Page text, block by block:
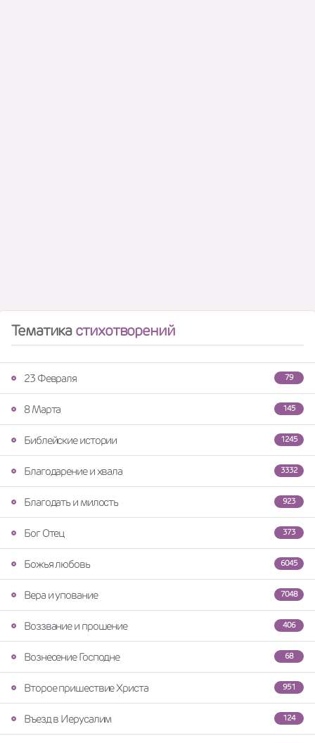
Тематикастихотворений
79
23 Февраля
145
8 Марта
1245
Библейские истории
3332
Благодарение и хвала
923
Благодать и милость
373
Бог Отец
6045
Божья любовь
7048
Вера и упование
406
Воззвание и прошение
68
Вознесение Господне
951
Второе пришествие Христа
124
Въезд в Иерусалим